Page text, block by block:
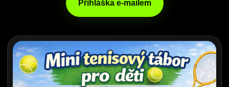
Přihláška e-mailem